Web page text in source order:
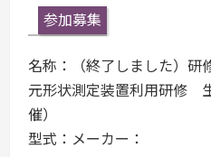
参加募集
名称：
（終了しました）
元形状測定装置利用研修
催）
型式： メーカー：